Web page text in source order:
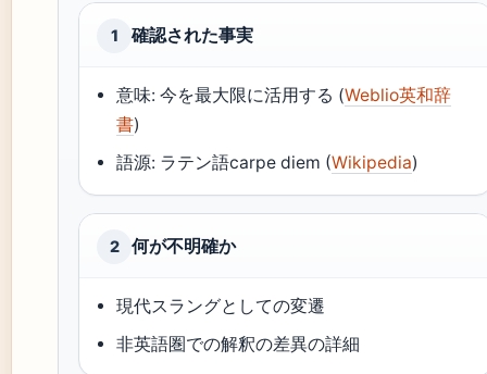
1 確認された事実
意味: 今を最大限に活用する (Weblio英和辞
書)
語源: ラテン語carpe diem (Wikipedia)
2 何が不明確か
現代スラングとしての変遷
非英語圏での解釈の差異の詳細